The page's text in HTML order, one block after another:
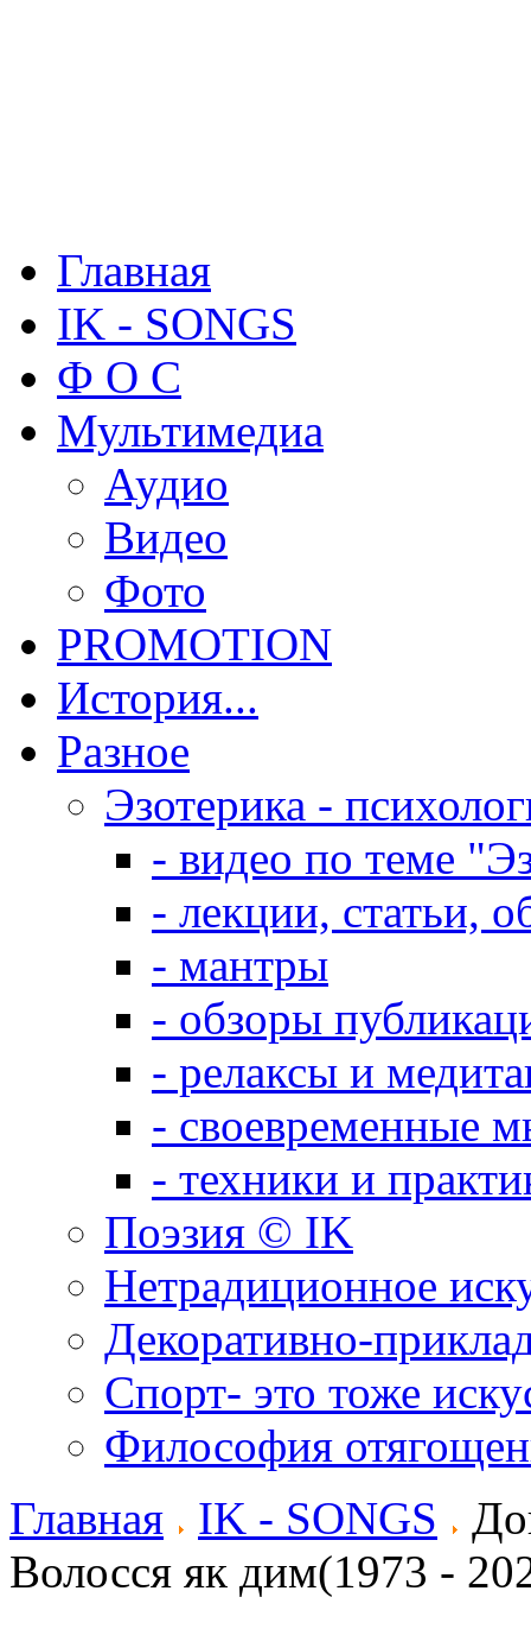
Главная
IK - SONGS
Ф О С
Мультимедиа
Аудио
Видео
Фото
PROMOTION
История...
Разное
Эзотерика -
- видео по теме
- лекции, статьи,
- мантры
- обзоры
- релаксы и
- своевременные
- техники и
Поэзия © IK
Нетрадиционное
Декоративно-
Спорт- это тоже
Философия
Главная
IK - SONGS
Волосся як дим(1973 -